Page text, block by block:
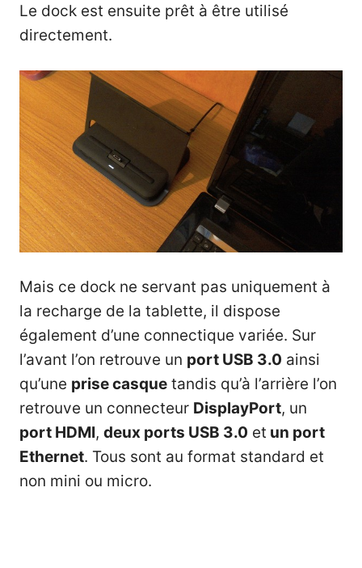
Le dock est ensuite prêt à être utilisé
directement.
Mais ce dock ne servant pas uniquement à
la recharge de la tablette, il dispose
également d’une connectique variée. Sur
l’avant l’on retrouve un port USB 3.0 ainsi
qu’une prise casque tandis qu’à l’arrière l’on
retrouve un connecteur DisplayPort, un
port HDMI, deux ports USB 3.0 et un port
Ethernet. Tous sont au format standard et
non mini ou micro.